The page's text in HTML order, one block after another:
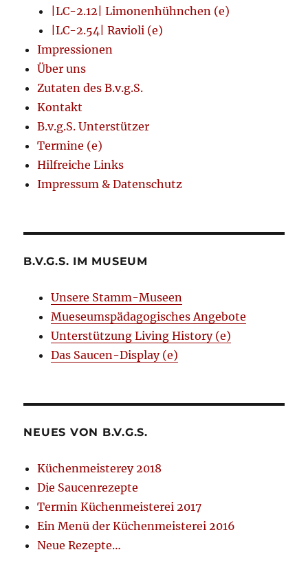
|LC-2.12| Limonenhühnchen (e)
|LC-2.54| Ravioli (e)
Impressionen
Über uns
Zutaten des B.v.g.S.
Kontakt
B.v.g.S. Unterstützer
Termine (e)
Hilfreiche Links
Impressum & Datenschutz
B.V.G.S. IM MUSEUM
Unsere Stamm-Museen
Mueseumspädagogisches Angebote
Unterstützung Living History (e)
Das Saucen-Display (e)
NEUES VON B.V.G.S.
Küchenmeisterey 2018
Die Saucenrezepte
Termin Küchenmeisterei 2017
Ein Menü der Küchenmeisterei 2016
Neue Rezepte…